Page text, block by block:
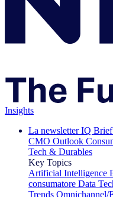
Insights
La newsletter IQ
CMO Outlook
Tech & Durables
Key Topics
Artificial Intelligence
consumatore Data
Trends Omnichannel/